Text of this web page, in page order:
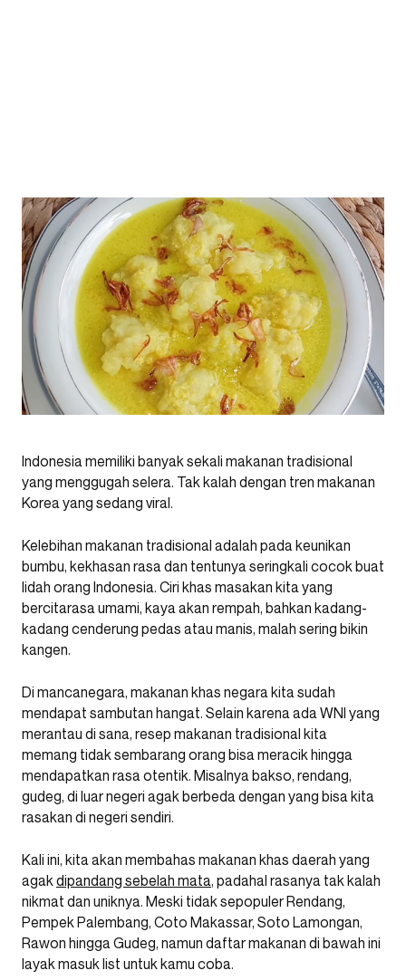
Indonesia memiliki banyak sekali makanan tradisional
yang menggugah selera. Tak kalah dengan tren makanan
Korea yang sedang viral.
Kelebihan makanan tradisional adalah pada keunikan
bumbu, kekhasan rasa dan tentunya seringkali cocok buat
lidah orang Indonesia. Ciri khas masakan kita yang
bercitarasa umami, kaya akan rempah, bahkan kadang-
kadang cenderung pedas atau manis, malah sering bikin
kangen.
Di mancanegara, makanan khas negara kita sudah
mendapat sambutan hangat. Selain karena ada WNI yang
merantau di sana, resep makanan tradisional kita
memang tidak sembarang orang bisa meracik hingga
mendapatkan rasa otentik. Misalnya bakso, rendang,
gudeg, di luar negeri agak berbeda dengan yang bisa kita
rasakan di negeri sendiri.
Kali ini, kita akan membahas makanan khas daerah yang
agakdipandang sebelah mata, padahal rasanya tak kalah
nikmat dan uniknya. Meski tidak sepopuler Rendang,
Pempek Palembang, Coto Makassar, Soto Lamongan,
Rawon hingga Gudeg, namun daftar makanan di bawah ini
layak masuk list untuk kamu coba.